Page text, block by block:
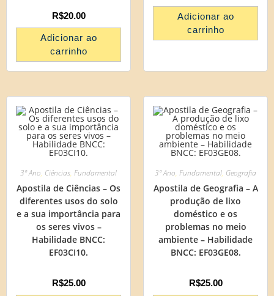
R$20.00
Adicionar ao
carrinho
Adicionar ao
carrinho
3º Ano, Ciências, Fundamental
Apostila de Ciências – Os
diferentes usos do solo
e a sua importância para
os seres vivos –
Habilidade BNCC:
EF03CI10.
R$25.00
3º Ano, Fundamental, Geografia
Apostila de Geografia – A
produção de lixo
doméstico e os
problemas no meio
ambiente – Habilidade
BNCC: EF03GE08.
R$25.00